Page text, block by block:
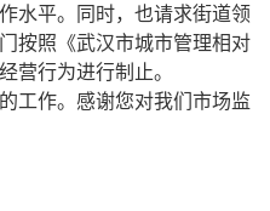
水平。同时，也请求街道领
按照《武汉市城市管理相对
营行为进行制止。
工作。感谢您对我们市场监